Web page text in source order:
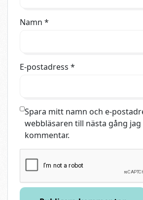
Namn *
E-postadress *
Spara mitt namn och e-
webbläsaren till nästa gång
kommentar.